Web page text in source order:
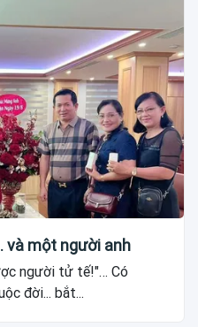
và một người anh
người tử tế!"… Có
đời... bắt...